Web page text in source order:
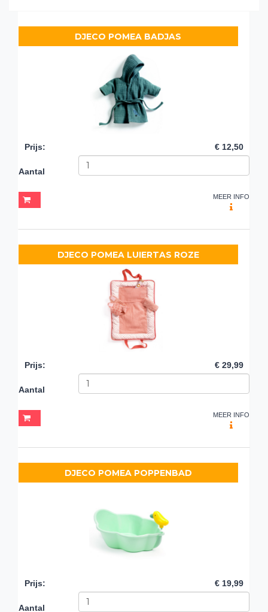
DJECO POMEA BADJAS
Prijs: € 12,50
Aantal
MEER INFO
DJECO POMEA LUIERTAS ROZE
Prijs: € 29,99
Aantal
MEER INFO
DJECO POMEA POPPENBAD
Prijs: € 19,99
Aantal